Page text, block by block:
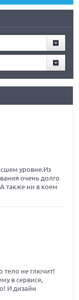
уровне.Из
очень долго
также ни в коем
тело не глючит!
в сервисе,
И дизайн